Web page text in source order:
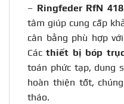
– Ringfeder RfN
tâm giúp cung cấp
cân bằng phù hợp
Cácthiết bị bóp
toán phức tạp, dung
hoàn thiện tốt,
tháo.